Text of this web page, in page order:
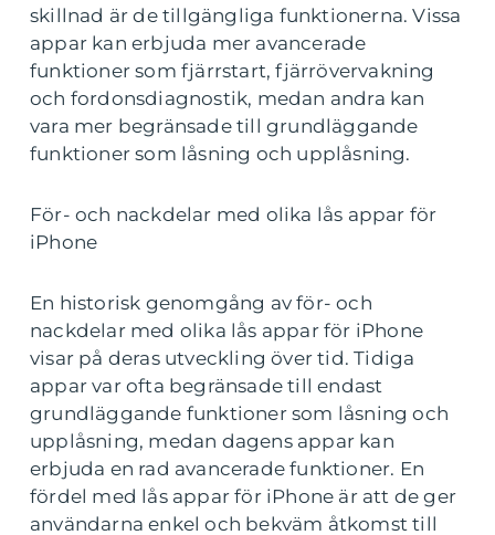
skillnad är de tillgängliga funktionerna. Vissa
appar kan erbjuda mer avancerade
funktioner som fjärrstart, fjärrövervakning
och fordonsdiagnostik, medan andra kan
vara mer begränsade till grundläggande
funktioner som låsning och upplåsning.
För- och nackdelar med olika lås appar för
iPhone
En historisk genomgång av för- och
nackdelar med olika lås appar för iPhone
visar på deras utveckling över tid. Tidiga
appar var ofta begränsade till endast
grundläggande funktioner som låsning och
upplåsning, medan dagens appar kan
erbjuda en rad avancerade funktioner. En
fördel med lås appar för iPhone är att de ger
användarna enkel och bekväm åtkomst till